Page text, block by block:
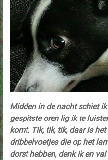
Midden in de nacht schiet
gespitste oren lig ik te
komt. Tik, tik, tik, daar is
dribbelvoetjes die op het
dorst hebben, denk ik en